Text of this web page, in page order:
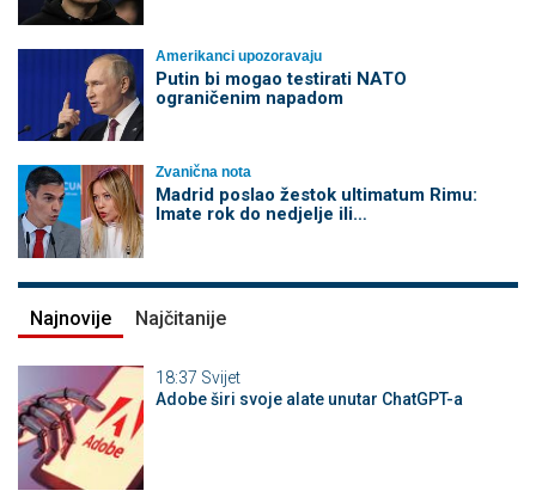
Amerikanci upozoravaju
Putin bi mogao testirati NATO
ograničenim napadom
Zvanična nota
Madrid poslao žestok ultimatum Rimu:
Imate rok do nedjelje ili…
Najnovije Najčitanije
18:37 Svijet
Adobe širi svoje alate unutar ChatGPT-a